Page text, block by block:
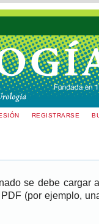
REGISTRARSE
se debe cargar
(por ejemplo,